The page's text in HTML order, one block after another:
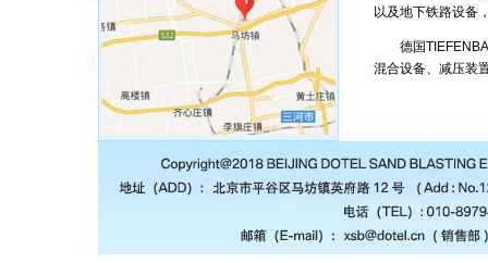
以及地下铁路设备
德国
混合设备、减压装